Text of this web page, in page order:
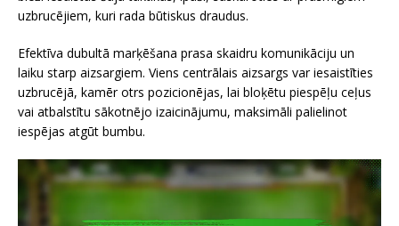
uzbrucējiem, kuri rada būtiskus draudus.
Efektīva dubultā marķēšana prasa skaidru komunikāciju un
laiku starp aizsargiem. Viens centrālais aizsargs var iesaistīties
uzbrucējā, kamēr otrs pozicionējas, lai bloķētu piespēļu ceļus
vai atbalstītu sākotnējo izaicinājumu, maksimāli palielinot
iespējas atgūt bumbu.